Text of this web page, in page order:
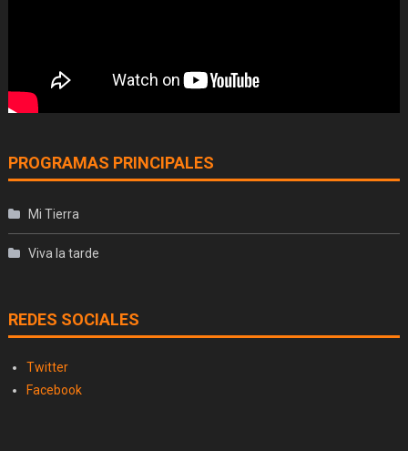
PROGRAMAS PRINCIPALES
Mi Tierra
Viva la tarde
REDES SOCIALES
Twitter
Facebook